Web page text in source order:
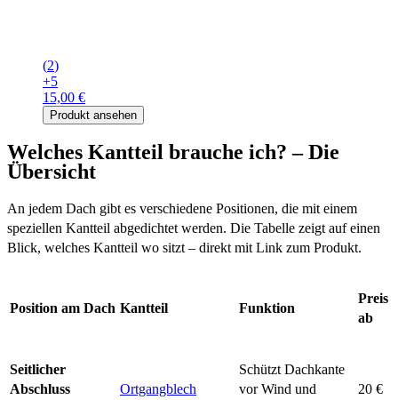
(2)
+5
15,00 €
Produkt ansehen
Welches Kantteil brauche ich? – Die
Übersicht
An jedem Dach gibt es verschiedene Positionen, die mit einem
speziellen Kantteil abgedichtet werden. Die Tabelle zeigt auf einen
Blick, welches Kantteil wo sitzt – direkt mit Link zum Produkt.
Position am Dach Kantteil Funktion
Preis
ab
Seitlicher
Abschluss
Ortgangblech
Schützt Dachkante
vor Wind und
20 €